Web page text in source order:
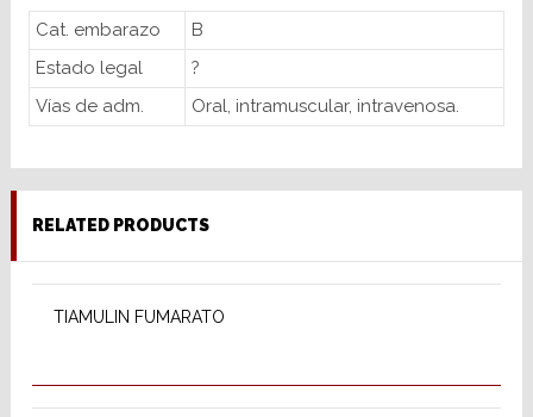
Cat. embarazo
B
Estado legal
?
Vías de adm.
Oral, intramuscular, intravenosa.
RELATED PRODUCTS
TIAMULIN FUMARATO
READ MORE
READ MORE